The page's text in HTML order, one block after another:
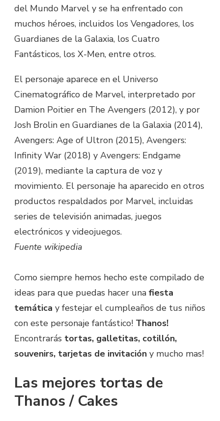
del Mundo Marvel y se ha enfrentado con
muchos héroes, incluidos los Vengadores, los
Guardianes de la Galaxia, los Cuatro
Fantásticos, los X-Men, entre otros.
El personaje aparece en el Universo
Cinematográfico de Marvel, interpretado por
Damion Poitier en The Avengers (2012), y por
Josh Brolin en Guardianes de la Galaxia (2014),
Avengers: Age of Ultron (2015), Avengers:
Infinity War (2018) y Avengers: Endgame
(2019), mediante la captura de voz y
movimiento. El personaje ha aparecido en otros
productos respaldados por Marvel, incluidas
series de televisión animadas, juegos
electrónicos y videojuegos.
Fuente wikipedia
Como siempre hemos hecho este compilado de
ideas para que puedas hacer una fiesta
temática y festejar el cumpleaños de tus niños
con este personaje fantástico! Thanos!
Encontrarás tortas, galletitas, cotillón,
souvenirs, tarjetas de invitación y mucho mas!
Las mejores tortas de
Thanos / Cakes